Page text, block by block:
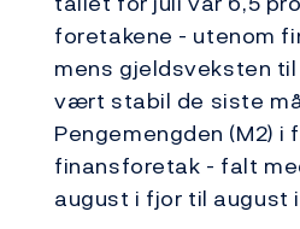
foretakene - utenom
mens gjeldsveksten
vært stabil de siste
Pengemengden (M2)
finansforetak - falt
august i fjor til august